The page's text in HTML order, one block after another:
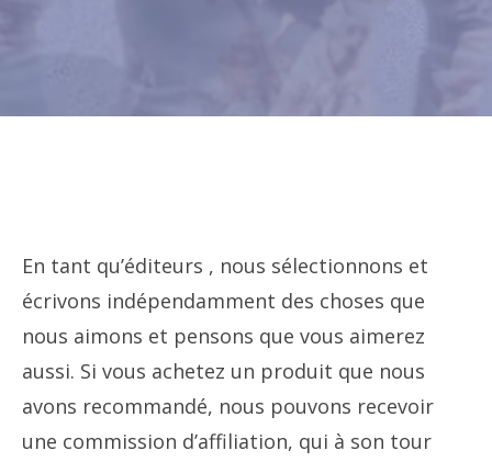
En tant qu’éditeurs , nous sélectionnons et
écrivons indépendamment des choses que
nous aimons et pensons que vous aimerez
aussi. Si vous achetez un produit que nous
avons recommandé, nous pouvons recevoir
une commission d’affiliation, qui à son tour